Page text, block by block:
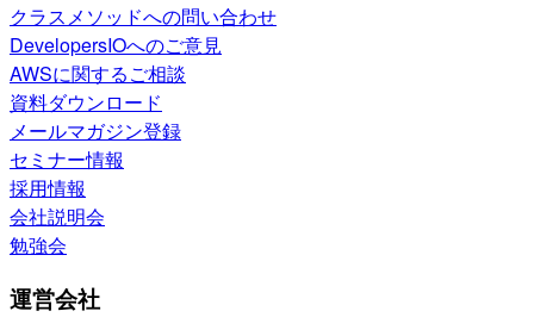
クラスメソッドへの問い合わせ
DevelopersIOへのご意見
AWSに関するご相談
資料ダウンロード
メールマガジン登録
セミナー情報
採用情報
会社説明会
勉強会
運営会社